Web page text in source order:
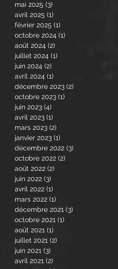
mai 2025 (3)
avril 2025 (1)
février 2025 (1)
octobre 2024 (1)
août 2024 (2)
juillet 2024 (1)
juin 2024 (2)
avril 2024 (1)
décembre 2023 (2)
octobre 2023 (1)
juin 2023 (4)
avril 2023 (1)
mars 2023 (2)
janvier 2023 (1)
décembre 2022 (3)
octobre 2022 (2)
août 2022 (2)
juin 2022 (3)
avril 2022 (1)
mars 2022 (1)
décembre 2021 (3)
octobre 2021 (1)
août 2021 (1)
juillet 2021 (2)
juin 2021 (3)
avril 2021 (2)